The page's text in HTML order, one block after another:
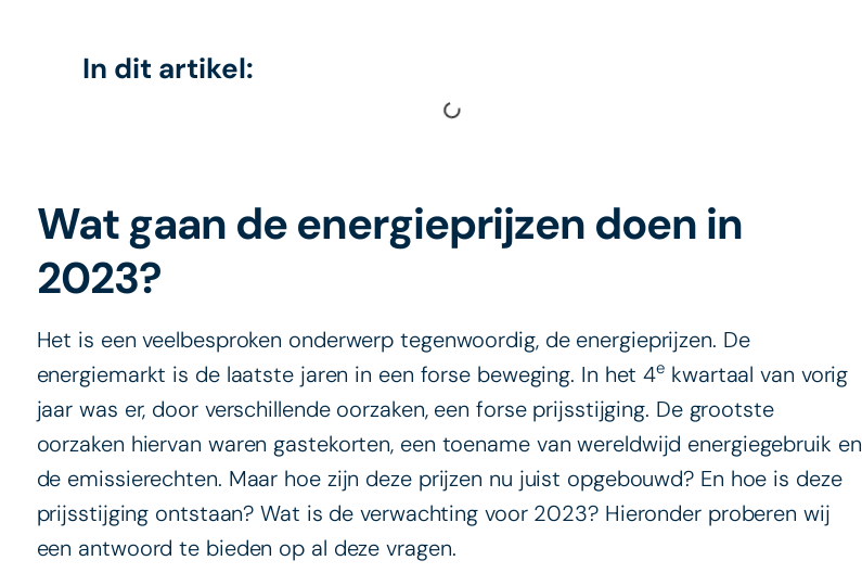
In dit artikel:
Wat gaan de energieprijzen doen in
2023?
Het is een veelbesproken onderwerp tegenwoordig, de energieprijzen. De
energiemarkt is de laatste jaren in een forse beweging. In het 4e kwartaal van vorig
jaar was er, door verschillende oorzaken, een forse prijsstijging. De grootste
oorzaken hiervan waren gastekorten, een toename van wereldwijd energiegebruik en
de emissierechten. Maar hoe zijn deze prijzen nu juist opgebouwd? En hoe is deze
prijsstijging ontstaan? Wat is de verwachting voor 2023? Hieronder proberen wij
een antwoord te bieden op al deze vragen.